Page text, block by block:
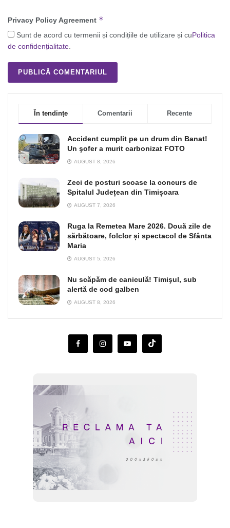
Privacy Policy Agreement *
Sunt de acord cu termenii și condițiile de utilizare și cuPolitica
de confidențialitate.
În tendințe Comentarii Recente
Accident cumplit pe un drum din Banat!
Un şofer a murit carbonizat FOTO
AUGUST 8, 2026
Zeci de posturi scoase la concurs de
Spitalul Județean din Timișoara
AUGUST 7, 2026
Ruga la Remetea Mare 2026. Două zile de
sărbătoare, folclor și spectacol de Sfânta
Maria
AUGUST 5, 2026
Nu scăpăm de caniculă! Timişul, sub
alertă de cod galben
AUGUST 8, 2026